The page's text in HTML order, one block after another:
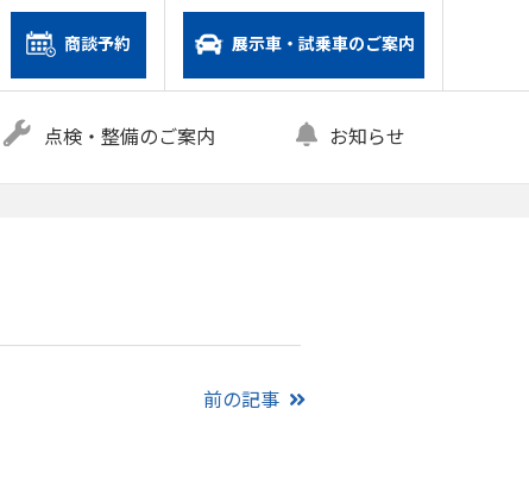
商談予約 展示車・試乗車のご案内
点検・整備のご案内 お知らせ
前の記事